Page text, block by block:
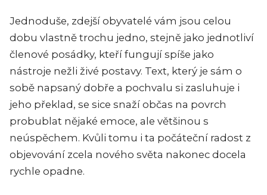
Jednoduše, zdejší obyvatelé vám jsou celou
dobu vlastně trochu jedno, stejně jako jednotliví
členové posádky, kteří fungují spíše jako
nástroje nežli živé postavy. Text, který je sám o
sobě napsaný dobře a pochvalu si zasluhuje i
jeho překlad, se sice snaží občas na povrch
probublat nějaké emoce, ale většinou s
neúspěchem. Kvůli tomu i ta počáteční radost z
objevování zcela nového světa nakonec docela
rychle opadne.